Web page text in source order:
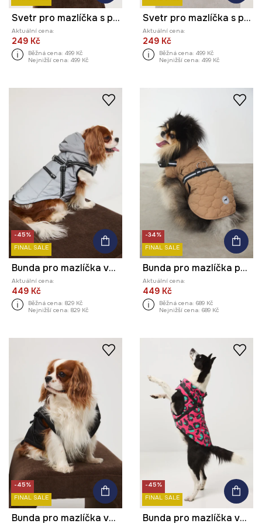
Svetr pro mazlíčka s pletenou vazbou
Aktuální cena:
249 Kč
Běžná cena: 499 Kč
Nejnižší cena: 499 Kč
Svetr pro mazlíčka s pletenou vazbou
Aktuální cena:
249 Kč
Běžná cena: 499 Kč
Nejnižší cena: 499 Kč
-45%
FINAL SALE
Bunda pro mazlíčka voděodolný povrch
Aktuální cena:
449 Kč
Běžná cena: 829 Kč
Nejnižší cena: 829 Kč
-34%
FINAL SALE
Bunda pro mazlíčka prošívaná
Aktuální cena:
449 Kč
Běžná cena: 689 Kč
Nejnižší cena: 689 Kč
-45%
FINAL SALE
Bunda pro mazlíčka voděodolný povrch
-45%
FINAL SALE
Bunda pro mazlíčka voděodolný povrch